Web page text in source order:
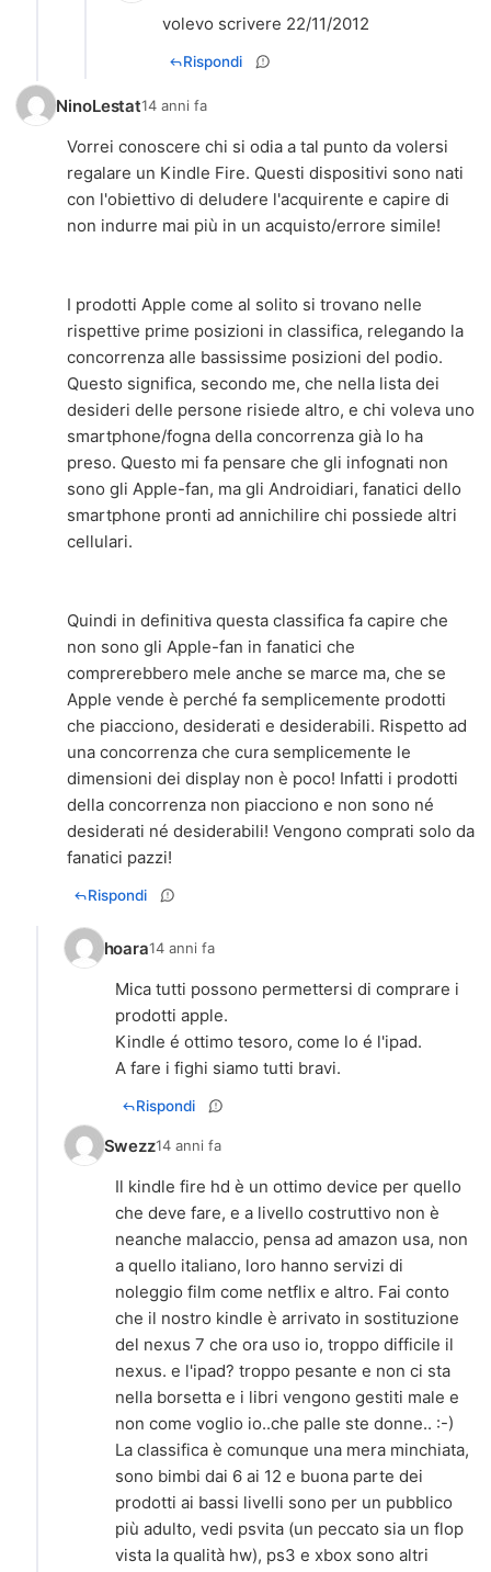
volevo scrivere 22/11/2012
Rispondi
NinoLestat14 anni fa
Vorrei conoscere chi si odia a tal punto da volersi
regalare un Kindle Fire. Questi dispositivi sono nati
con l'obiettivo di deludere l'acquirente e capire di
non indurre mai più in un acquisto/errore simile!
I prodotti Apple come al solito si trovano nelle
rispettive prime posizioni in classifica, relegando la
concorrenza alle bassissime posizioni del podio.
Questo significa, secondo me, che nella lista dei
desideri delle persone risiede altro, e chi voleva uno
smartphone/fogna della concorrenza già lo ha
preso. Questo mi fa pensare che gli infognati non
sono gli Apple-fan, ma gli Androidiari, fanatici dello
smartphone pronti ad annichilire chi possiede altri
cellulari.
Quindi in definitiva questa classifica fa capire che
non sono gli Apple-fan in fanatici che
comprerebbero mele anche se marce ma, che se
Apple vende è perché fa semplicemente prodotti
che piacciono, desiderati e desiderabili. Rispetto ad
una concorrenza che cura semplicemente le
dimensioni dei display non è poco! Infatti i prodotti
della concorrenza non piacciono e non sono né
desiderati né desiderabili! Vengono comprati solo da
fanatici pazzi!
Rispondi
hoara14 anni fa
Mica tutti possono permettersi di comprare i
prodotti apple.
Kindle é ottimo tesoro, come lo é l'ipad.
A fare i fighi siamo tutti bravi.
Rispondi
Swezz14 anni fa
Il kindle fire hd è un ottimo device per quello
che deve fare, e a livello costruttivo non è
neanche malaccio, pensa ad amazon usa, non
a quello italiano, loro hanno servizi di
noleggio film come netflix e altro. Fai conto
che il nostro kindle è arrivato in sostituzione
del nexus 7 che ora uso io, troppo difficile il
nexus. e l'ipad? troppo pesante e non ci sta
nella borsetta e i libri vengono gestiti male e
non come voglio io..che palle ste donne.. :-)
La classifica è comunque una mera minchiata,
sono bimbi dai 6 ai 12 e buona parte dei
prodotti ai bassi livelli sono per un pubblico
più adulto, vedi psvita (un peccato sia un flop
vista la qualità hw), ps3 e xbox sono altri